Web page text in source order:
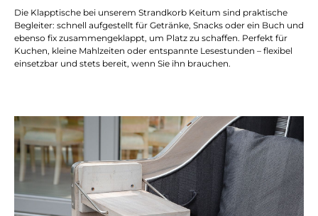
Die Klapptische bei unserem Strandkorb Keitum sind praktische
Begleiter: schnell aufgestellt für Getränke, Snacks oder ein Buch und
ebenso fix zusammengeklappt, um Platz zu schaffen. Perfekt für
Kuchen, kleine Mahlzeiten oder entspannte Lesestunden – flexibel
einsetzbar und stets bereit, wenn Sie ihn brauchen.